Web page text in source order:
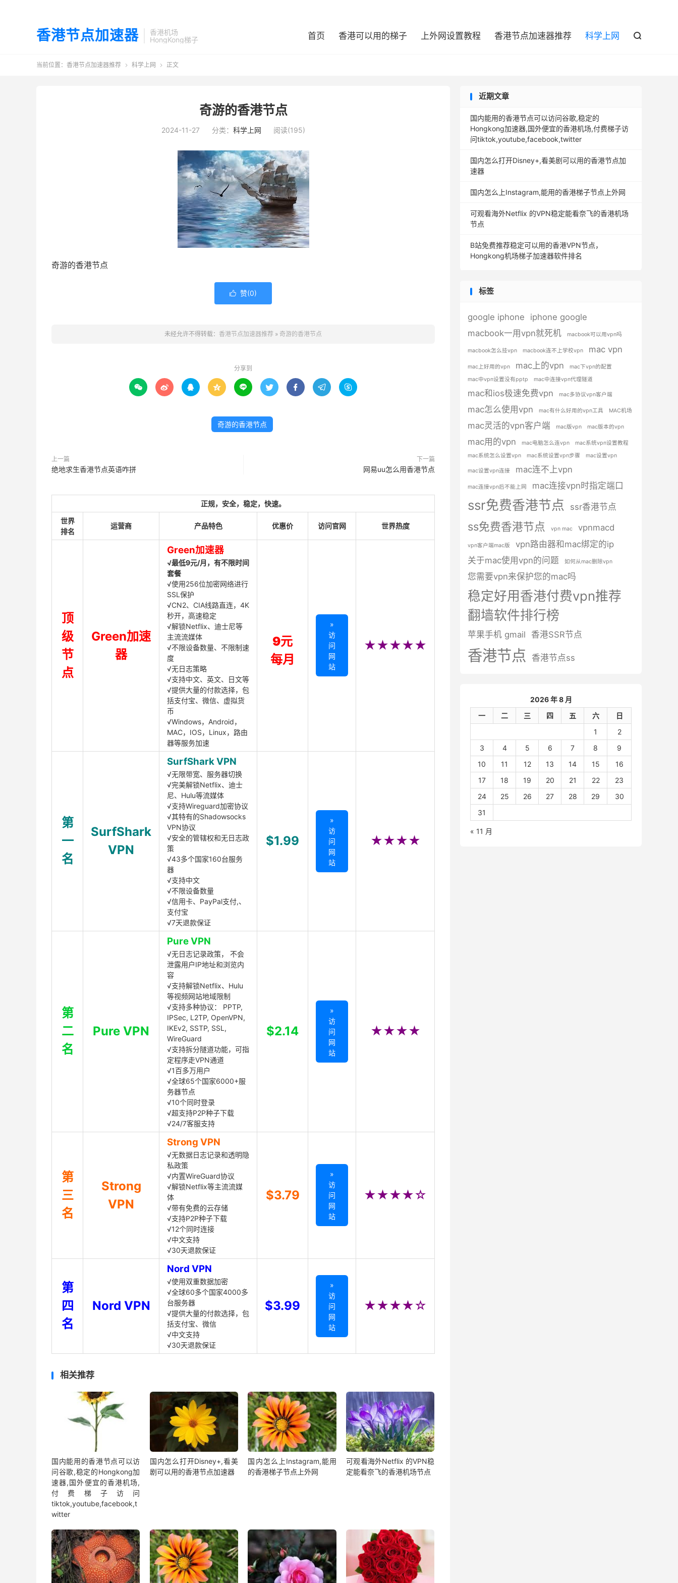
香港节点加速器
香港机场
HongKong梯子
首页 香港可以用的梯子 上外网设置教程 香港节点加速器推荐 科学上网 
当前位置： 香港节点加速器推荐  科学上网  正文
奇游的香港节点
2024-11-27 分类： 科学上网 阅读(195)
奇游的香港节点
 赞(0)
未经允许不得转载： 香港节点加速器推荐 » 奇游的香港节点
分享到
        
奇游的香港节点
上一篇
绝地求生香港节点英语咋拼
下一篇
网易uu怎么用香港节点
正规，安全，稳定，快速。
世界
排名
运营商 产品特色 优惠价 访问官网 世界热度
顶
级
节
点
Green加速
器
Green加速器
√最低9元/月，有不限时间
套餐
√使用256位加密网络进行
SSL保护
√CN2、CIA线路直连，4K
秒开，高速稳定
√解锁Netflix、迪士尼等
主流流媒体
√不限设备数量、不限制速
度
√无日志策略
√支持中文、英文、日文等
√提供大量的付款选择，包
括支付宝、微信、虚拟货
币
√Windows，Android，
MAC，IOS，Linux，路由
器等服务加速
9元
每月
»
访
问
网
站
★★★★★
第
一
名
SurfShark
VPN
SurfShark VPN
√无限带宽、服务器切换
√完美解锁Netflix、迪士
尼、Hulu等流媒体
√支持Wireguard加密协议
√其特有的Shadowsocks
VPN协议
√安全的管辖权和无日志政
策
√43多个国家160台服务
器
√支持中文
√不限设备数量
√信用卡、PayPal支付,、
支付宝
√7天退款保证
$1.99
»
访
问
网
站
★★★★
第
二
名
Pure VPN
Pure VPN
√无日志记录政策， 不会
泄露用户IP地址和浏览内
容
√支持解锁Netflix、Hulu
等视频网站地域限制
√支持多种协议： PPTP,
IPSec, L2TP, OpenVPN,
IKEv2, SSTP, SSL,
WireGuard
√支持拆分隧道功能，可指
定程序走VPN通道
√1百多万用户
√全球65个国家6000+服
务器节点
√10个同时登录
√超支持P2P种子下载
√24/7客服支持
$2.14
»
访
问
网
站
★★★★
第
三
名
Strong
VPN
Strong VPN
√无数据日志记录和透明隐
私政策
√内置WireGuard协议
√解锁Netflix等主流流媒
体
√带有免费的云存储
√支持P2P种子下载
√12个同时连接
√中文支持
√30天退款保证
$3.79
»
访
问
网
站
★★★★☆
第
四
名
Nord VPN
Nord VPN
√使用双重数据加密
√全球60多个国家4000多
台服务器
√提供大量的付款选择，包
括支付宝、微信
√中文支持
√30天退款保证
$3.99
»
访
问
网
站
★★★★☆
相关推荐
国内能用的香港节点可以访
问谷歌,稳定的Hongkong加
速器,国外便宜的香港机场,
付费梯子访问
tiktok,youtube,facebook,t
witter
国内怎么打开Disney+,看美
剧可以用的香港节点加速器
国内怎么上Instagram,能用
的香港梯子节点上外网
可观看海外Netflix 的VPN稳
定能看奈飞的香港机场节点
近期文章
国内能用的香港节点可以访问谷歌,稳定的
Hongkong加速器,国外便宜的香港机场,付费梯子访
问tiktok,youtube,facebook,twitter
国内怎么打开Disney+,看美剧可以用的香港节点加
速器
国内怎么上Instagram,能用的香港梯子节点上外网
可观看海外Netflix 的VPN稳定能看奈飞的香港机场
节点
B站免费推荐稳定可以用的香港VPN节点，
Hongkong机场梯子加速器软件排名
标签
google iphone
iphone google
macbook一用vpn就死机
macbook可以用vpn吗
macbook怎么挂vpn macbook连不上学校vpn mac vpn
mac上好用的vpn mac上的vpn
mac下vpn的配置
mac中vpn设置没有pptp
mac中连接vpn代理隧道
mac和ios极速免费vpn mac多协议vpn客户端
mac怎么使用vpn mac有什么好用的vpn工具 MAC机场
mac灵活的vpn客户端 mac版vpn mac版本的vpn
mac用的vpn mac电脑怎么连vpn
mac系统vpn设置教程
mac系统怎么设置vpn
mac系统设置vpn步骤 mac设置vpn
mac设置vpn连接 mac连不上vpn
mac连接vpn后不能上网 mac连接vpn时指定端口
ssr免费香港节点 ssr香港节点
ss免费香港节点 vpn mac vpnmacd
vpn客户端mac版
vpn路由器和mac绑定的ip
关于mac使用vpn的问题
如何从mac删除vpn
您需要vpn来保护您的mac吗
稳定好用香港付费vpn推荐
翻墙软件排行榜
苹果手机 gmail 香港SSR节点
香港节点 香港节点ss
2026 年 8 月
一
二 三 四 五 六
日
1
2
3
4 5 6 7 8
9
10
11 12 13 14 15
16
17
18 19 20 21 22
23
24
25 26 27 28 29
30
31
« 11 月